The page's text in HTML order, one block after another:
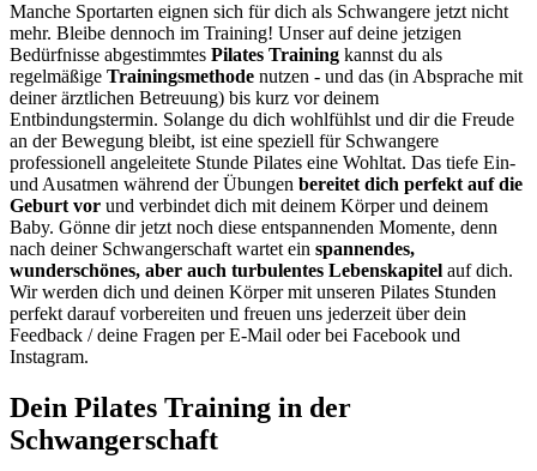
Manche Sportarten eignen sich für dich als Schwangere jetzt nicht
mehr. Bleibe dennoch im Training! Unser auf deine jetzigen
Bedürfnisse abgestimmtes Pilates Training kannst du als
regelmäßige Trainingsmethode nutzen - und das (in Absprache mit
deiner ärztlichen Betreuung) bis kurz vor deinem
Entbindungstermin. Solange du dich wohlfühlst und dir die Freude
an der Bewegung bleibt, ist eine speziell für Schwangere
professionell angeleitete Stunde Pilates eine Wohltat. Das tiefe Ein-
und Ausatmen während der Übungen bereitet dich perfekt auf die
Geburt vor und verbindet dich mit deinem Körper und deinem
Baby. Gönne dir jetzt noch diese entspannenden Momente, denn
nach deiner Schwangerschaft wartet ein spannendes,
wunderschönes, aber auch turbulentes Lebenskapitel auf dich.
Wir werden dich und deinen Körper mit unseren Pilates Stunden
perfekt darauf vorbereiten und freuen uns jederzeit über dein
Feedback / deine Fragen per E-Mail oder bei Facebook und
Instagram.
Dein Pilates Training in der
Schwangerschaft